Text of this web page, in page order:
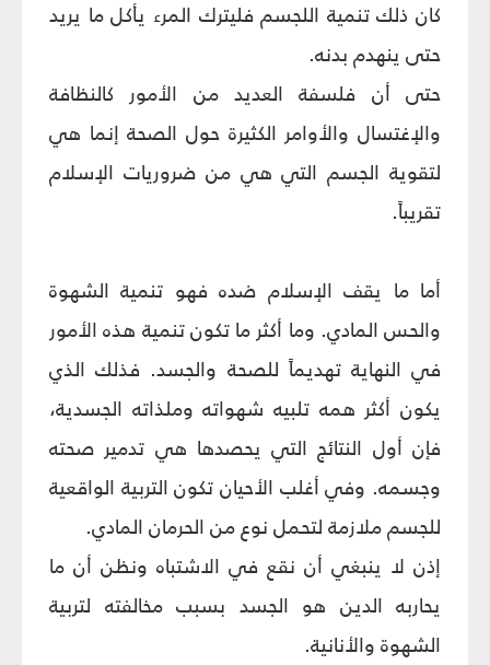
كان ذلك تنمية اللجسم فليترك المرء يأكل ما يريد
حتى ينهدم بدنه.
حتى أن فلسفة العديد من الأمور كالنظافة
والإغتسال والأوامر الكثيرة حول الصحة إنما هي
لتقوية الجسم التي هي من ضروريات الإسلام
تقريباً.
أما ما يقف الإسلام ضده فهو تنمية الشهوة
والحس المادي. وما أكثر ما تكون تنمية هذه الأمور
في النهاية تهديماً للصحة والجسد. فذلك الذي
يكون أكثر همه تلبيه شهواته وملذاته الجسدية،
فإن أول النتائج التي يحصدها هي تدمير صحته
وجسمه. وفي أغلب الأحيان تكون التربية الواقعية
للجسم ملازمة لتحمل نوع من الحرمان المادي.
إذن لا ينبغي أن نقع في الاشتباه ونظن أن ما
يحاربه الدين هو الجسد بسبب مخالفته لتربية
الشهوة والأنانية.